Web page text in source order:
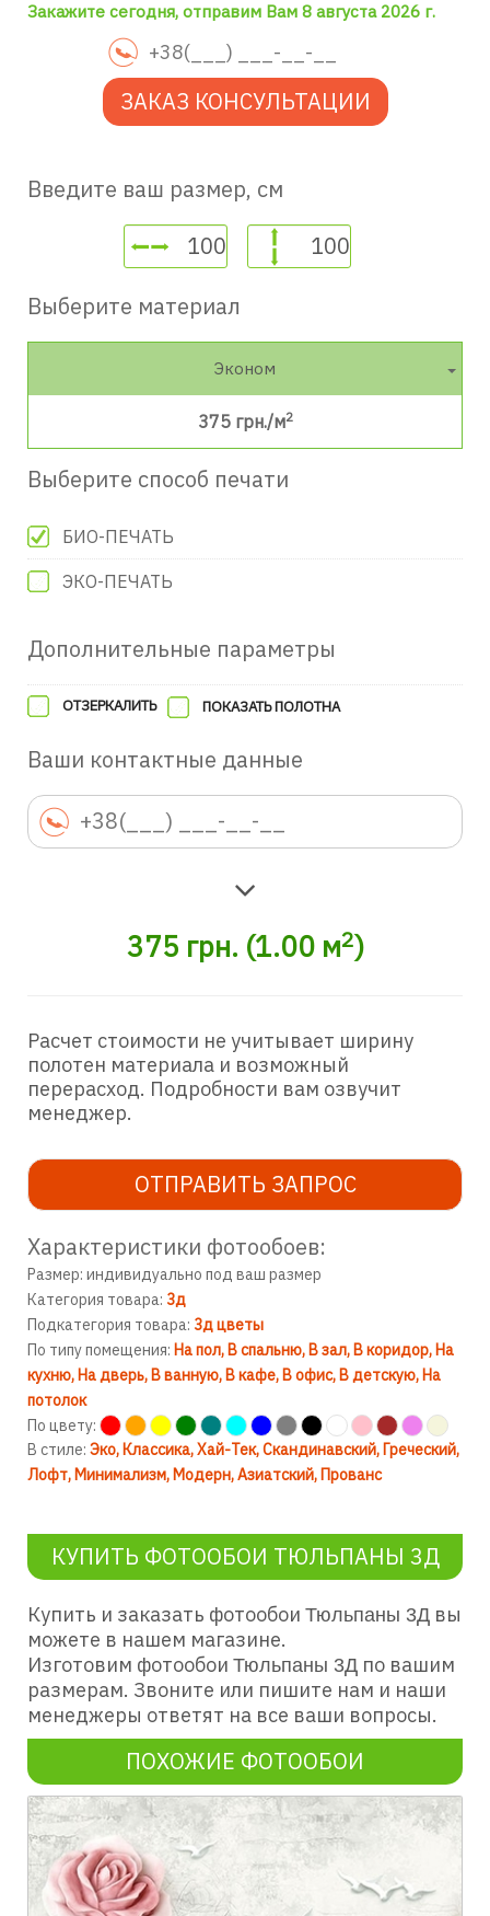
Закажите сегодня, отправим Вам 8 августа 2026 г.
ЗАКАЗ КОНСУЛЬТАЦИИ
Введите ваш размер, см
Выберите материал
Эконом
375 грн./м2
Выберите способ печати
БИО-ПЕЧАТЬ
ЭКО-ПЕЧАТЬ
Дополнительные параметры
ОТЗЕРКАЛИТЬ ПОКАЗАТЬ ПОЛОТНА
Ваши контактные данные
375 грн. (1.00м2)
Расчет стоимости не учитывает ширину
полотен материала и возможный
перерасход. Подробности вам озвучит
менеджер.
ОТПРАВИТЬ ЗАПРОС
Характеристики фотообоев:
Размер: индивидуально под ваш размер
Категория товара: 3д
Подкатегория товара: 3д цветы
По типу помещения: На пол В спальню В зал В коридор На
кухню На дверь В ванную В кафе В офис В детскую На
потолок
По цвету:
В стиле: Эко Классика Хай-Тек Скандинавский Греческий
Лофт Минимализм Модерн Азиатский Прованс
КУПИТЬ ФОТООБОИ ТЮЛЬПАНЫ 3Д
Купить и заказать фотообои Тюльпаны 3Д вы
можете в нашем магазине.
Изготовим фотообои Тюльпаны 3Д по вашим
размерам. Звоните или пишите нам и наши
менеджеры ответят на все ваши вопросы.
ПОХОЖИЕ ФОТООБОИ